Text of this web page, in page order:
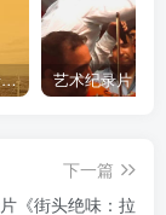
自然，工艺技术纪录片《原子能的希望 Atomic Hope – Inside the Pro-Nuclear Movement》下载
下一篇
《街头绝味：拉